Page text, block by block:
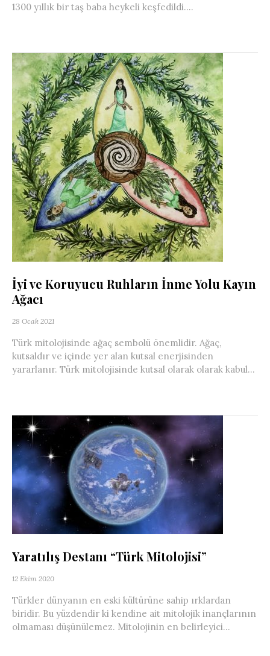
1300 yıllık bir taş baba heykeli keşfedildi....
İyi ve Koruyucu Ruhların İnme Yolu Kayın
Ağacı
28 Ocak 2021
Türk mitolojisinde ağaç sembolü önemlidir. Ağaç,
kutsaldır ve içinde yer alan kutsal enerjisinden
yararlanır. Türk mitolojisinde kutsal olarak olarak kabul...
Yaratılış Destanı “Türk Mitolojisi”
12 Ekim 2020
Türkler dünyanın en eski kültürüne sahip ırklardan
biridir. Bu yüzdendir ki kendine ait mitolojik inançlarının
olmaması düşünülemez. Mitolojinin en belirleyici...